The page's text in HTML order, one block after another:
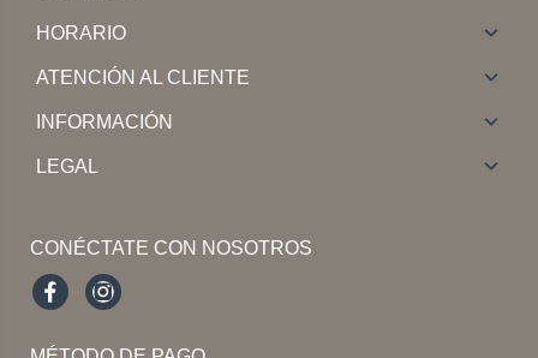
HORARIO
ATENCIÓN AL CLIENTE
INFORMACIÓN
LEGAL
CONÉCTATE CON NOSOTROS
FacebookInstagram